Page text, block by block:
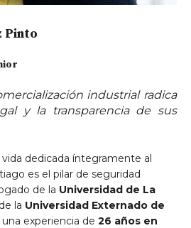
Pinto
industrial radica
y la transparencia de sus
dedicada íntegramente al
es el pilar de seguridad
de la Universidad de La
la Universidad Externado de
experiencia de 26 años en